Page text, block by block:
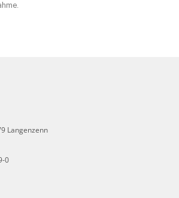
Langenzenn
0